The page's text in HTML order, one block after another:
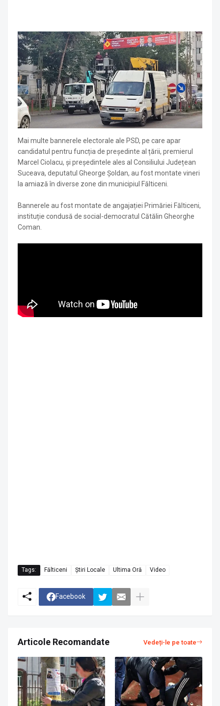
Mai multe bannerele electorale ale PSD, pe care apar
candidatul pentru funcția de președinte al țării, premierul
Marcel Ciolacu, și președintele ales al Consiliului Județean
Suceava, deputatul Gheorge Șoldan, au fost montate vineri
la amiază în diverse zone din municipiul Fălticeni.
Bannerele au fost montate de angajației Primăriei Fălticeni,
instituție condusă de social-democratul Cătălin Gheorghe
Coman.
Tags: Fălticeni Știri Locale Ultima Oră Video
Facebook
Articole Recomandate Vedeți-le pe toate